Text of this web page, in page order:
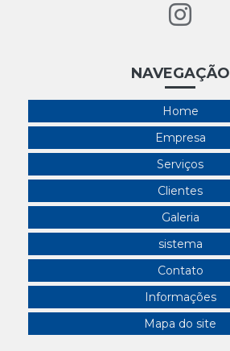
NAVEGAÇÃO
Home
Empresa
Serviços
Clientes
Galeria
sistema
Contato
Informações
Mapa do site